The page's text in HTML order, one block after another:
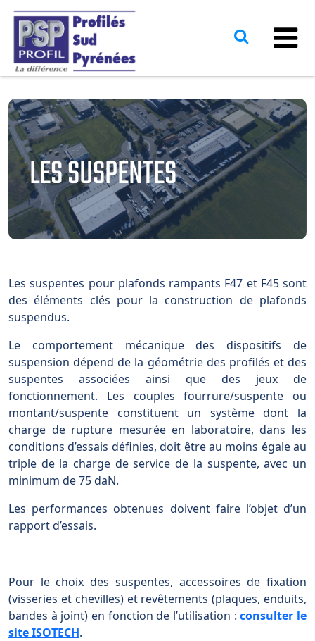
LES SUSPENTES
Les suspentes pour plafonds rampants F47 et F45 sont
des éléments clés pour la construction de plafonds
suspendus.
Le comportement mécanique des dispositifs de
suspension dépend de la géométrie des profilés et des
suspentes associées ainsi que des jeux de
fonctionnement. Les couples fourrure/suspente ou
montant/suspente constituent un système dont la
charge de rupture mesurée en laboratoire, dans les
conditions d’essais définies, doit être au moins égale au
triple de la charge de service de la suspente, avec un
minimum de 75 daN.
Les performances obtenues doivent faire l’objet d’un
rapport d’essais.
Pour le choix des suspentes, accessoires de fixation
(visseries et chevilles) et revêtements (plaques, enduits,
bandes à joint) en fonction de l’utilisation :consulter le
site ISOTECH.